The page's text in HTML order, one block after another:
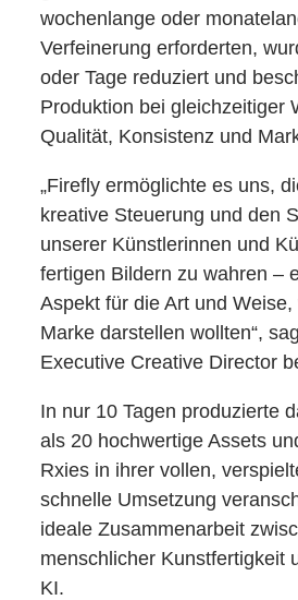
wochenlange oder
Verfeinerung erforderten,
oder Tage reduziert und
Produktion bei gleichzeitiger
Qualität, Konsistenz und
„Firefly ermöglichte es uns,
kreative Steuerung und den
unserer Künstlerinnen und
fertigen Bildern zu wahren –
Aspekt für die Art und
Marke darstellen wollten“,
Executive Creative Director
In nur 10 Tagen produzierte
als 20 hochwertige Assets
Rxies in ihrer vollen,
schnelle Umsetzung
ideale Zusammenarbeit
menschlicher Kunstfertigkeit
KI.